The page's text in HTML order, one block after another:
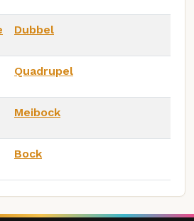
Dubbel
Quadrupel
Meibock
Bock